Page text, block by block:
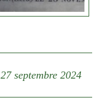
septembre 2024